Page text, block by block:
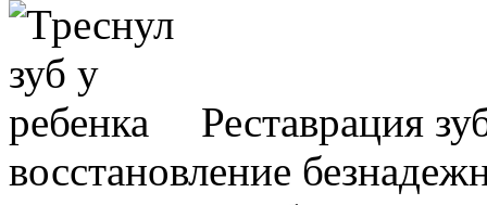
Реставрация
восстановление